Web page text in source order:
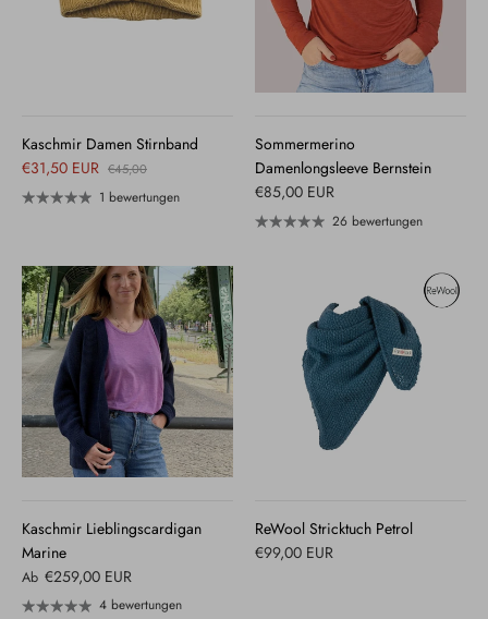
Kaschmir Damen Stirnband
€31,50 EUR €45,00
1 bewertungen
Sommermerino
Damenlongsleeve Bernstein
€85,00 EUR
26 bewertungen
Kaschmir Lieblingscardigan
Marine
Ab €259,00 EUR
4 bewertungen
ReWool Stricktuch Petrol
€99,00 EUR